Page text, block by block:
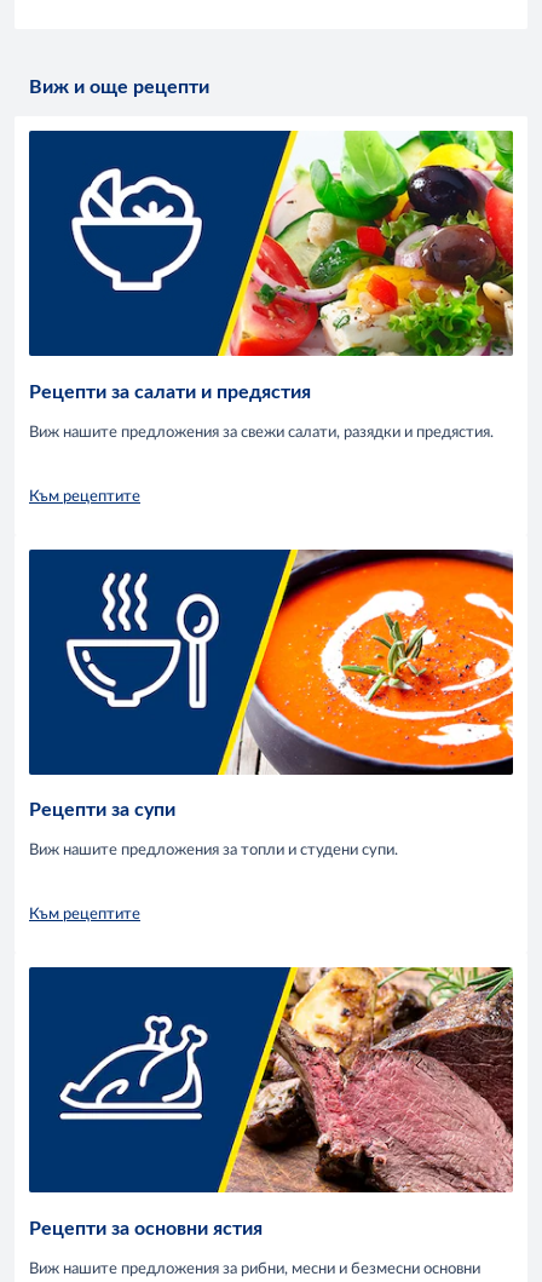
Виж и още рецепти
Рецепти за салати и предястия
Виж нашите предложения за свежи салати, разядки и предястия.
Към рецептите
Рецепти за супи
Виж нашите предложения за топли и студени супи.
Към рецептите
Рецепти за основни ястия
Виж нашите предложения за рибни, месни и безмесни основни